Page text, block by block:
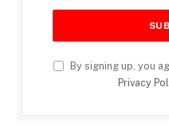
By signing up, you
Privacy